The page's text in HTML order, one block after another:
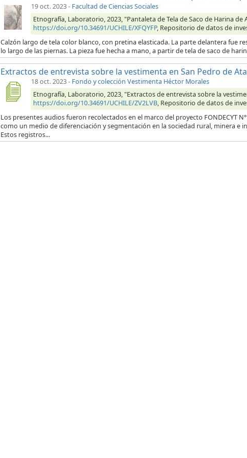
19 oct. 2023- Facultad de Ciencias Sociales
Etnografía, Laboratorio, 2023, "Pantaleta de Tela de Saco de Harina
https://doi.org/10.34691/UCHILE/XFQYFP, Repositorio de datos de
Calzón largo de tela color blanco, con pretina elasticada. La parte delantera fue
lo largo de las piernas. La pieza fue hecha a mano, a partir de tela de saco de
Extractos de entrevista sobre la vestimenta en San Pedro de
18 oct. 2023- Fondo y colección Vestimenta Héctor Morales
Etnografía, Laboratorio, 2023, "Extractos de entrevista sobre la
https://doi.org/10.34691/UCHILE/ZV2LVB, Repositorio de datos de
Los presentes audios fueron recolectados en el marco del proyecto FONDECYT
como un medio de diferenciación y segmentación en la sociedad rural, minera e
Estos registros...